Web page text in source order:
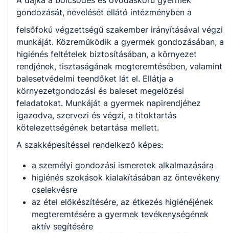
Minimum óraszám
400 óra
Maximum óraszám
500 óra
MKKR szint
EKKR szint
3 szint
DKKR szint
gondozását, nevelését ellátó intézményben a
felsőfokú végzettségű szakember irányításával végzi
munkáját. Közreműködik a gyermek gondozásában, a
higiénés feltételek biztosításában, a környezet
rendjének, tisztaságának megteremtésében, valamint
balesetvédelmi teendőket lát el. Ellátja a
környezetgondozási és baleset megelőzési
feladatokat. Munkáját a gyermek napirendjéhez
igazodva, szervezi és végzi, a titoktartás
kötelezettségének betartása mellett.
A szakképesítéssel rendelkező képes:
a személyi gondozási ismeretek alkalmazására
higiénés szokások kialakításában az öntevékeny
cselekvésre
az étel előkészítésére, az étkezés higiénéjének
megteremtésére a gyermek tevékenységének
aktív segítésére